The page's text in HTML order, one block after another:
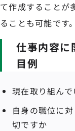
て作成することが
ることも可能です。
仕事内容に
目例
現在取り組ん
自身の職位に
切ですか